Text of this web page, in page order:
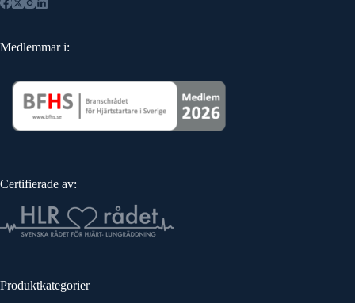
Medlemmar i:
Certifierade av:
Produktkategorier